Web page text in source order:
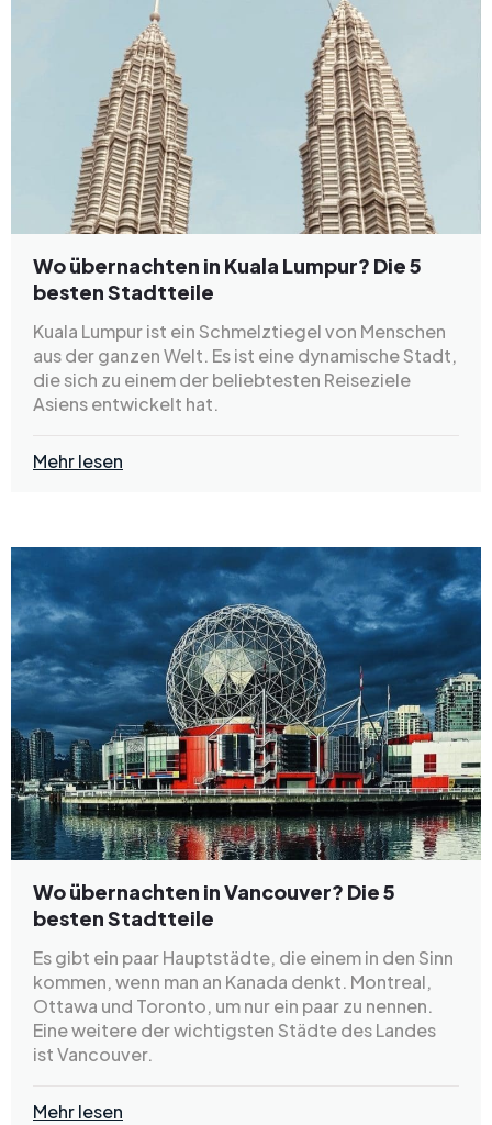
Wo übernachten in Kuala Lumpur? Die 5
besten Stadtteile
Kuala Lumpur ist ein Schmelztiegel von Menschen
aus der ganzen Welt. Es ist eine dynamische Stadt,
die sich zu einem der beliebtesten Reiseziele
Asiens entwickelt hat.
Mehr lesen
Wo übernachten in Vancouver? Die 5
besten Stadtteile
Es gibt ein paar Hauptstädte, die einem in den Sinn
kommen, wenn man an Kanada denkt. Montreal,
Ottawa und Toronto, um nur ein paar zu nennen.
Eine weitere der wichtigsten Städte des Landes
ist Vancouver.
Mehr lesen